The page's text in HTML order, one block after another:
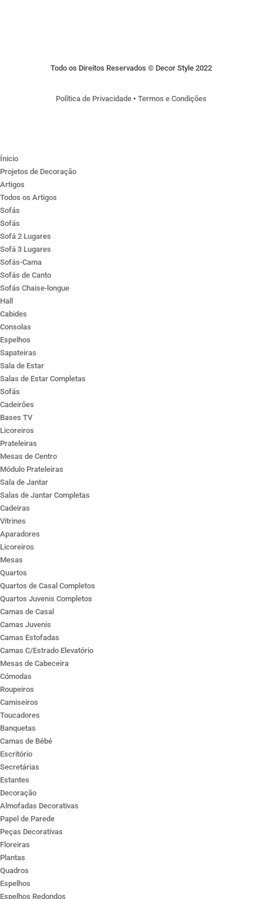
Todo os Direitos Reservados © Decor Style 2022
Política de Privacidade •Termos e Condições
Ínicio
Projetos de Decoração
Artigos
Todos os Artigos
Sofás
Sofás
Sofá 2 Lugares
Sofá 3 Lugares
Sofás-Cama
Sofás de Canto
Sofás Chaise-longue
Hall
Cabides
Consolas
Espelhos
Sapateiras
Sala de Estar
Salas de Estar Completas
Sofás
Cadeirões
Bases TV
Licoreiros
Prateleiras
Mesas de Centro
Módulo Prateleiras
Sala de Jantar
Salas de Jantar Completas
Cadeiras
Vitrines
Aparadores
Licoreiros
Mesas
Quartos
Quartos de Casal Completos
Quartos Juvenis Completos
Camas de Casal
Camas Juvenis
Camas Estofadas
Camas C/Estrado Elevatório
Mesas de Cabeceira
Cómodas
Roupeiros
Camiseiros
Toucadores
Banquetas
Camas de Bébé
Escritório
Secretárias
Estantes
Decoração
Almofadas Decorativas
Papel de Parede
Peças Decorativas
Floreiras
Plantas
Quadros
Espelhos
Espelhos Redondos